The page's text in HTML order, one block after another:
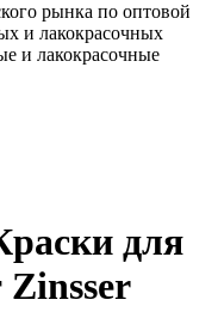
рынка по оптовой
и лакокрасочных
и лакокрасочные
для
Zinsser